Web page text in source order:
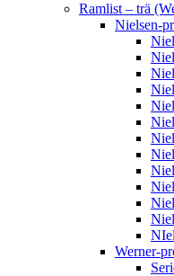
Ramlist – trä
Nielsen-
Werner-